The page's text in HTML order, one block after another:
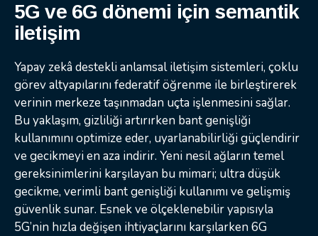
5G ve 6G dönemi için semantik
iletişim
Yapay zekâ destekli anlamsal iletişim sistemleri, çoklu
görev altyapılarını federatif öğrenme ile birleştirerek
verinin merkeze taşınmadan uçta işlenmesini sağlar.
Bu yaklaşım, gizliliği artırırken bant genişliği
kullanımını optimize eder, uyarlanabilirliği güçlendirir
ve gecikmeyi en aza indirir. Yeni nesil ağların temel
gereksinimlerini karşılayan bu mimari; ultra düşük
gecikme, verimli bant genişliği kullanımı ve gelişmiş
güvenlik sunar. Esnek ve ölçeklenebilir yapısıyla
5G’nin hızla değişen ihtiyaçlarını karşılarken 6G